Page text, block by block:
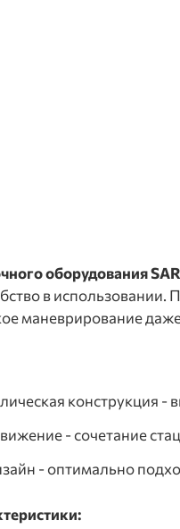
оборудования
в использовании.
маневрирование
конструкция
- сочетание
- оптимально